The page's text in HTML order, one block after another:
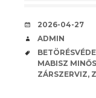
KÖZZÉTÉVE
2026-04-27
SZERZŐ
ADMIN
CÍMKE
MABISZ
ZÁRSZERVIZ,